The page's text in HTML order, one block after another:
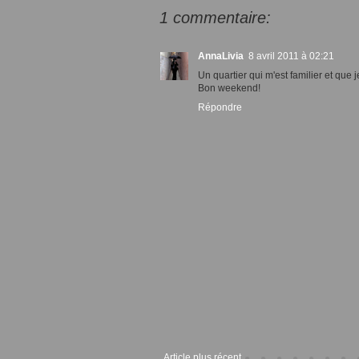
1 commentaire:
AnnaLivia 8 avril 2011 à 02:21
Un quartier qui m'est familier et que
Bon weekend!
Répondre